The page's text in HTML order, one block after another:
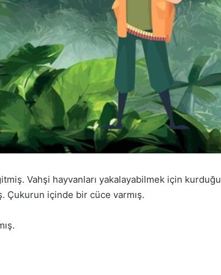
Vahşi hayvanları yakalayabilmek için kurduğu
Çukurun içinde bir cüce varmış.